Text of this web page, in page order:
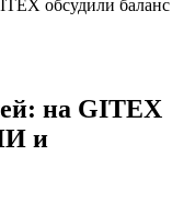
обсудили баланс
на GITEX
и